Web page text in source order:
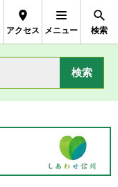
アクセス メニュー 検索